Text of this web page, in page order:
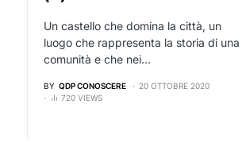
Un castello che domina la città, un
luogo che rappresenta la storia di una
comunità e che nei…
BY QDP CONOSCERE
20 OTTOBRE 2020
720 VIEWS